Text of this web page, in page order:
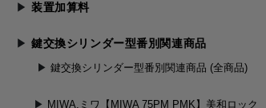
装置加算料
鍵交換シリンダー型番別関連商品
鍵交換シリンダー型番別関連商品 (全商品)
MIWA,ミワ【MIWA 75PM PMK】美和ロック